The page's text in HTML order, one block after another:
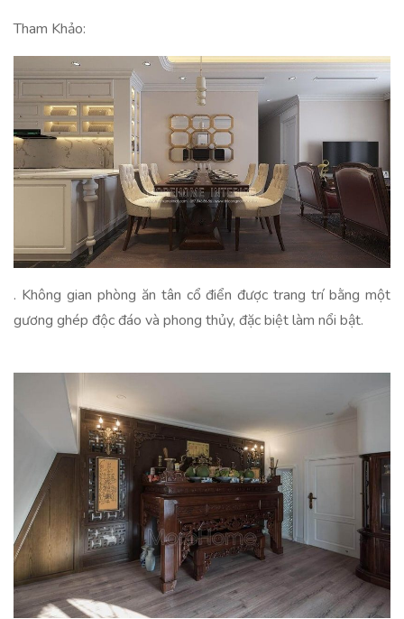
Tham Khảo:
. Không gian phòng ăn tân cổ điển được trang trí bằng một
gương ghép độc đáo và phong thủy, đặc biệt làm nổi bật.